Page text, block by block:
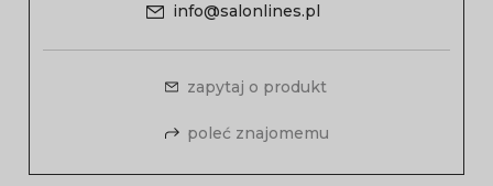
info@salonlines.pl
zapytaj o produkt
poleć znajomemu